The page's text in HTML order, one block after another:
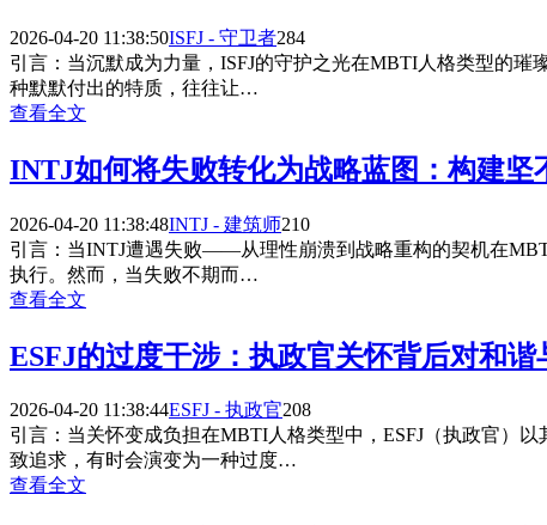
2026-04-20 11:38:50ISFJ - 守卫者284
引言：当沉默成为力量，ISFJ的守护之光在MBTI人格类型的
种默默付出的特质，往往让…
查看全文
INTJ如何将失败转化为战略蓝图：构建坚
2026-04-20 11:38:48INTJ - 建筑师210
引言：当INTJ遭遇失败——从理性崩溃到战略重构的契机在
执行。然而，当失败不期而…
查看全文
ESFJ的过度干涉：执政官关怀背后对和
2026-04-20 11:38:44ESFJ - 执政官208
引言：当关怀变成负担在MBTI人格类型中，ESFJ（执政官）
致追求，有时会演变为一种过度…
查看全文